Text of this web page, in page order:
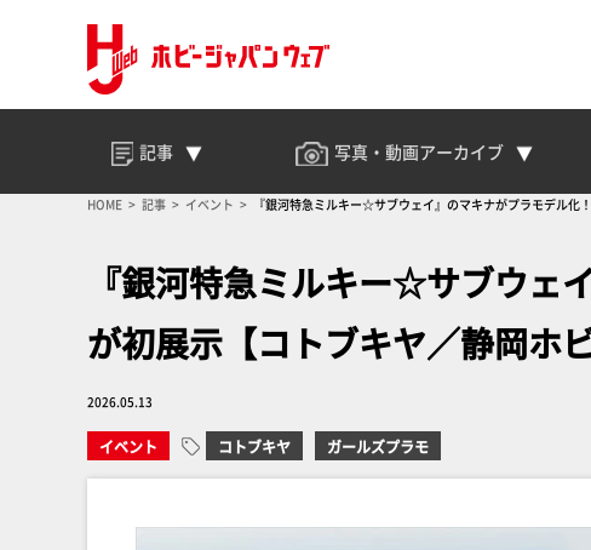
記事 写真・動画アーカイブ
HOME 記事 イベント 『銀河特急ミルキー☆サブウェイ』のマキナがプラモデル化
『銀河特急ミルキー☆サブウェ
が初展示【コトブキヤ／静岡ホ
2026.05.13
イベント コトブキヤ ガールズプラモ